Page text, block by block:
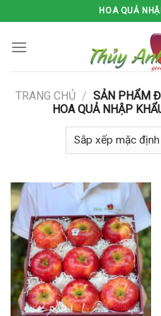
to
content
HOA QUẢ
TRANG CHỦ / SẢN PHẨM
HOA QUẢ NHẬP